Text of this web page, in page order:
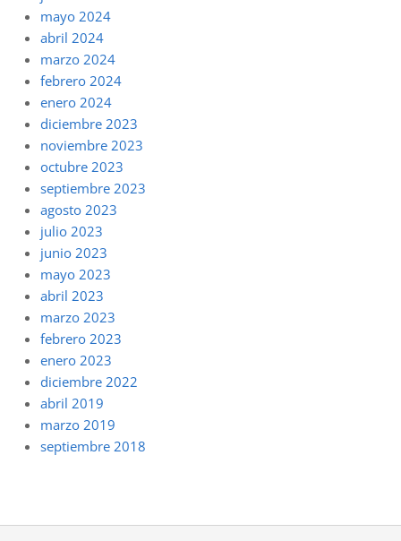
mayo 2024
abril 2024
marzo 2024
febrero 2024
enero 2024
diciembre 2023
noviembre 2023
octubre 2023
septiembre 2023
agosto 2023
julio 2023
junio 2023
mayo 2023
abril 2023
marzo 2023
febrero 2023
enero 2023
diciembre 2022
abril 2019
marzo 2019
septiembre 2018